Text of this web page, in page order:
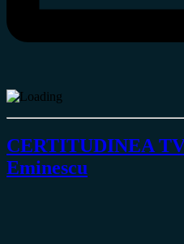
CERTITUDINEA
Eminescu